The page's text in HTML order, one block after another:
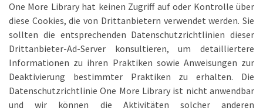
One More Library hat keinen Zugriff auf oder Kontrolle über
diese Cookies, die von Drittanbietern verwendet werden. Sie
sollten die entsprechenden Datenschutzrichtlinien dieser
Drittanbieter-Ad-Server konsultieren, um detailliertere
Informationen zu ihren Praktiken sowie Anweisungen zur
Deaktivierung bestimmter Praktiken zu erhalten. Die
Datenschutzrichtlinie One More Library ist nicht anwendbar
und wir können die Aktivitäten solcher anderen